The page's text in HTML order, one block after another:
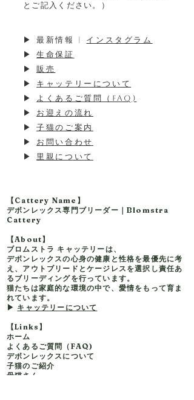
とご記入ください。）
▶ 最新情報 | インスタグラム
▶生命保証
​▶販売
▶ キャッテリーについて
▶ よくあるご質問（FAQ)
▶ お迎えの流れ
▶子猫のご案内
▶ お問い合わせ
▶ 里親について
【Cattery Name】
デボンレックス専門ブリーダー｜Blomstra
Cattery
【About】
ブロムストラ キャッテリーは、
デボンレックスの心身の健康と性格を最優先に考
え、アウトブリードとケージレスを選択し責任あ
るブリーディングを行っています。
猫たちは家庭的な環境の中で、愛情をもって育ま
れています。
▶ キャッテリーについて
【Links】
ホーム
よくあるご質問（FAQ)
デボンレックスについて
子猫のご紹介
母猫さん